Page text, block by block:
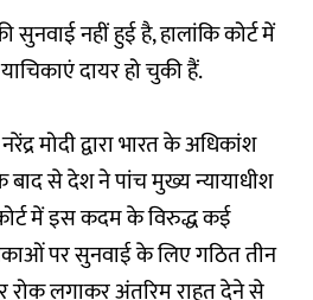
नहीं हुई है, हालांकि कोर्ट में
दायर हो चुकी हैं.
मोदी द्वारा भारत के अधिकांश
बाद से देश ने पांच मुख्य न्यायाधीश
में इस कदम के विरुद्ध कई
पर सुनवाई के लिए गठित तीन
रोक लगाकर अंतरिम राहत देने से